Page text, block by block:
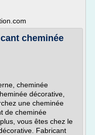
cheminée
cheminée
décorative,
une cheminée
de cheminée
vous êtes chez le
Fabricant